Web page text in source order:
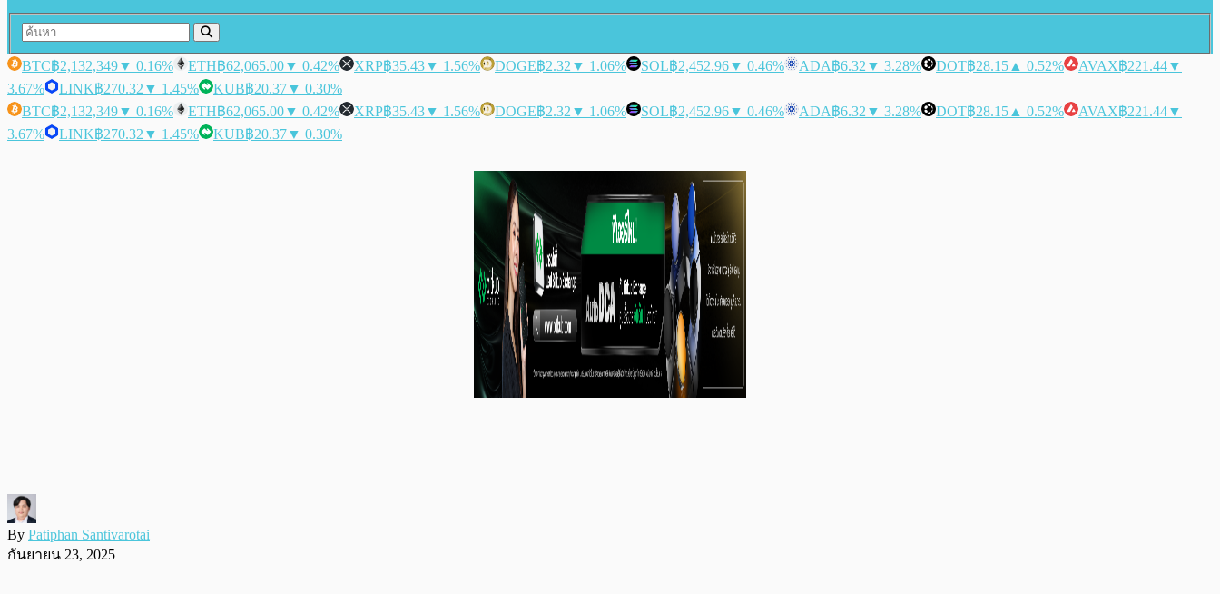
BTC฿2,132,349▼ 0.16% ETH฿62,065.00▼ 0.42% XRP฿35.43▼ 1.56% DOGE฿2.32 ▼ 1.06% SOL฿2,452.96▼ 0.46% ADA฿6.32 ▼ 3.28% DOT฿28.15 ▲ 0.52% AVAX฿221.44▼
3.67%
LINK฿270.32 ▼ 1.45% KUB฿20.37▼ 0.30%
BTC฿2,132,349▼ 0.16% ETH฿62,065.00▼ 0.42% XRP฿35.43▼ 1.56% DOGE฿2.32 ▼ 1.06% SOL฿2,452.96▼ 0.46% ADA฿6.32 ▼ 3.28% DOT฿28.15 ▲ 0.52% AVAX฿221.44▼
3.67%
LINK฿270.32 ▼ 1.45% KUB฿20.37▼ 0.30%
By Patiphan Santivarotai
กันยายน 23, 2025